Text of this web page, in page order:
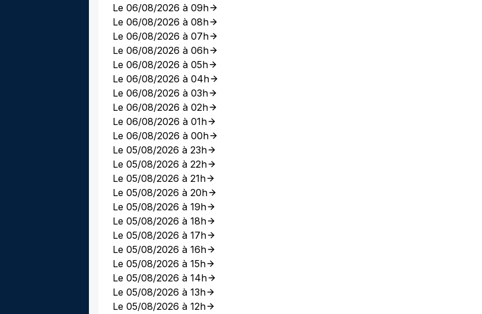
Le 06/08/2026 à 09h
Le 06/08/2026 à 08h
Le 06/08/2026 à 07h
Le 06/08/2026 à 06h
Le 06/08/2026 à 05h
Le 06/08/2026 à 04h
Le 06/08/2026 à 03h
Le 06/08/2026 à 02h
Le 06/08/2026 à 01h
Le 06/08/2026 à 00h
Le 05/08/2026 à 23h
Le 05/08/2026 à 22h
Le 05/08/2026 à 21h
Le 05/08/2026 à 20h
Le 05/08/2026 à 19h
Le 05/08/2026 à 18h
Le 05/08/2026 à 17h
Le 05/08/2026 à 16h
Le 05/08/2026 à 15h
Le 05/08/2026 à 14h
Le 05/08/2026 à 13h
Le 05/08/2026 à 12h